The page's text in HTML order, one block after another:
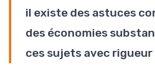
il existe des astuces
des économies
ces sujets avec